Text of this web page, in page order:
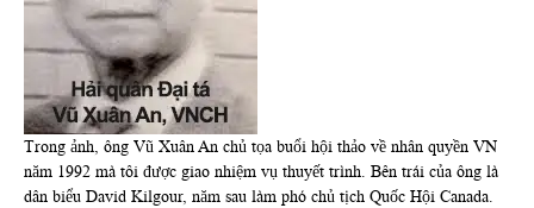
Trong ảnh, ông Vũ Xuân An chủ tọa buổi hội thảo về nhân quyền VN
năm 1992 mà tôi được giao nhiệm vụ thuyết trình. Bên trái của ông là
dân biểu David Kilgour, năm sau làm phó chủ tịch Quốc Hội Canada.